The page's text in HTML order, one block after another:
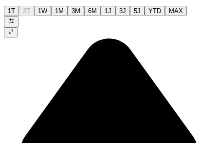
1T 3T 1W 1M 3M 6M 1J 3J 5J YTD MAX